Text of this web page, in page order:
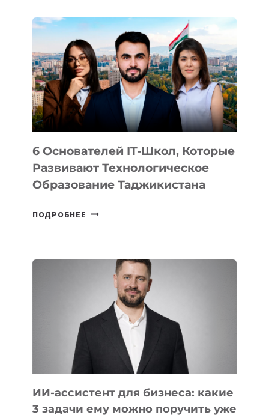
ВНЕШНЕГО
ВИДА
НОВОГО
УСТРОЙСТВА
ОТ
OPENAI
6 Основателей IT-Школ, Которые
Развивают Технологическое
Образование Таджикистана
ПОДРОБНЕЕ 6
КОТОРЫЕ
РАЗВИВАЮТ
ТЕХНОЛОГИЧЕСКОЕ
ОБРАЗОВАНИЕ
ТАДЖИКИСТАНА
ИИ-ассистент для бизнеса: какие
3 задачи ему можно поручить уже